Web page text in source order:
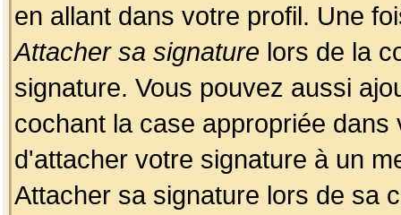
en allant dans votre profil. Une
Attacher sa signature lors de la
signature. Vous pouvez aussi
cochant la case appropriée
d'attacher votre signature à un
Attacher sa signature lors de sa